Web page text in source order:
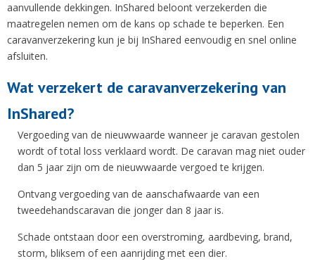
aanvullende dekkingen. InShared beloont verzekerden die
maatregelen nemen om de kans op schade te beperken. Een
caravanverzekering kun je bij InShared eenvoudig en snel online
afsluiten.
Wat verzekert de caravanverzekering van
InShared?
Vergoeding van de nieuwwaarde wanneer je caravan gestolen
wordt of total loss verklaard wordt. De caravan mag niet ouder
dan 5 jaar zijn om de nieuwwaarde vergoed te krijgen.
Ontvang vergoeding van de aanschafwaarde van een
tweedehandscaravan die jonger dan 8 jaar is.
Schade ontstaan door een overstroming, aardbeving, brand,
storm, bliksem of een aanrijding met een dier.